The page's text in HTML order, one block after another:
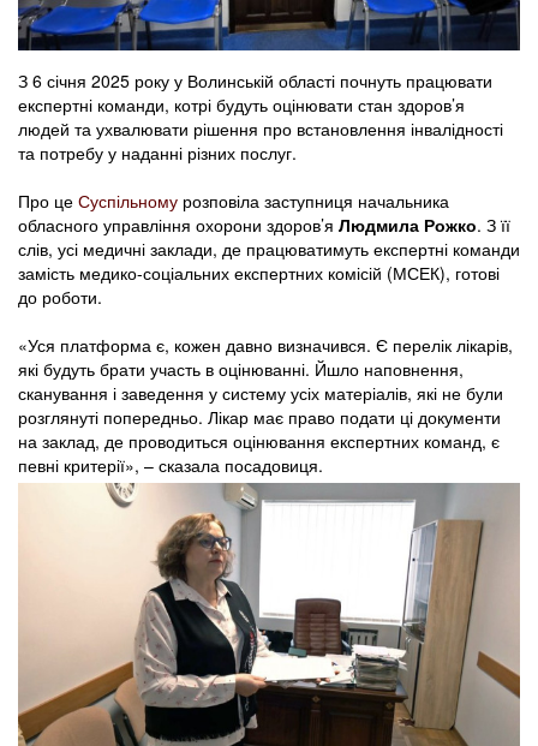
З 6 січня 2025 року у Волинській області почнуть працювати
експертні команди, котрі будуть оцінювати стан здоров’я
людей та ухвалювати рішення про встановлення інвалідності
та потребу у наданні різних послуг.
Про це Суспільному розповіла заступниця начальника
обласного управління охорони здоров’я Людмила Рожко. З її
слів, усі медичні заклади, де працюватимуть експертні команди
замість медико-соціальних експертних комісій (МСЕК), готові
до роботи.
«Уся платформа є, кожен давно визначився. Є перелік лікарів,
які будуть брати участь в оцінюванні. Йшло наповнення,
сканування і заведення у систему усіх матеріалів, які не були
розглянуті попередньо. Лікар має право подати ці документи
на заклад, де проводиться оцінювання експертних команд, є
певні критерії», – сказала посадовиця.